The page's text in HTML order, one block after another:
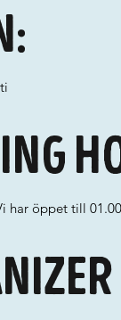
har öppet till 01.00